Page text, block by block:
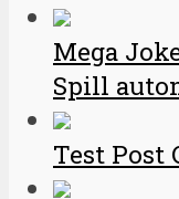
Mega
Spill
Test Post